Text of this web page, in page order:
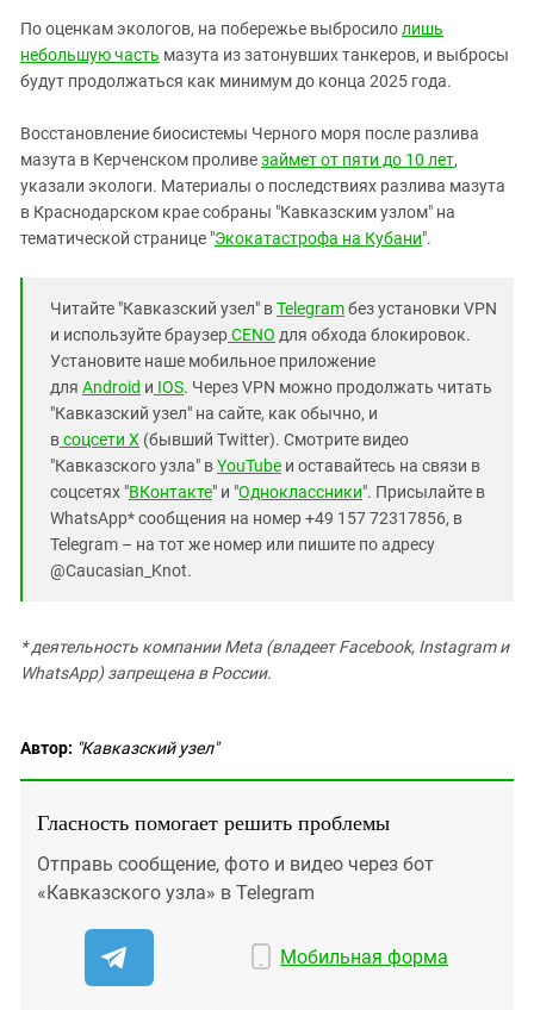
По оценкам экологов, на побережье выбросилолишь
небольшую часть мазута из затонувших танкеров, и выбросы
будут продолжаться как минимум до конца 2025 года.
Восстановление биосистемы Черного моря после разлива
мазута в Керченском проливезаймет от пяти до 10 лет,
указали экологи. Материалы о последствиях разлива мазута
в Краснодарском крае собраны "Кавказским узлом" на
тематической странице "Экокатастрофа на Кубани".
Читайте "Кавказский узел" вTelegramбез установки VPN
и используйте браузерCENO для обхода блокировок.
Установите наше мобильное приложение
для Android и IOS. Через VPN можно продолжать читать
"Кавказский узел" на сайте, как обычно, и
всоцсети X (бывший Twitter). Смотрите видео
"Кавказского узла" вYouTube и оставайтесь на связи в
соцсетях "ВКонтакте" и "Одноклассники". Присылайте в
WhatsApp* сообщения на номер +49 157 72317856, в
Telegram – на тот же номер или пишите по адресу
@Caucasian_Knot.
* деятельность компании Meta (владеет Facebook, Instagram и
WhatsApp) запрещена в России.
Автор: "Кавказский узел"
Гласность помогает решить проблемы
Отправь сообщение, фото и видео через бот
«Кавказского узла» в Telegram
Мобильная форма